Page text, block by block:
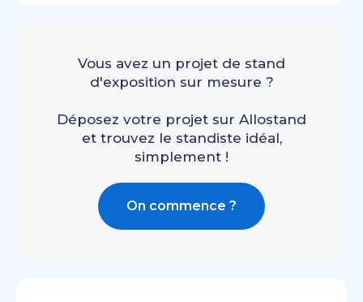
Vous avez un projet de stand
d'exposition sur mesure ?
Déposez votre projet sur Allostand
et trouvez le standiste idéal,
simplement !
On commence ?